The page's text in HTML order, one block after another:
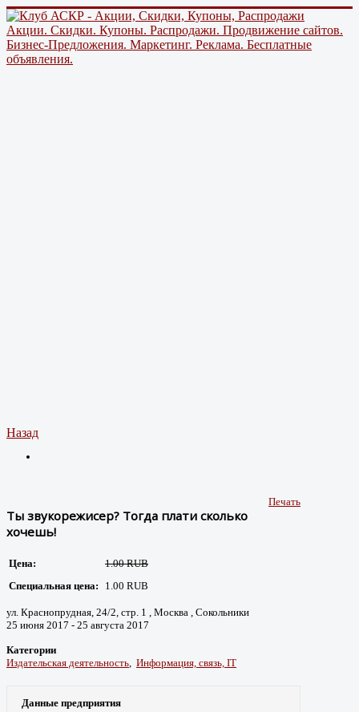
Акции. Скидки. Купоны. Распродажи. Продвижение сайтов.
Бизнес-Предложения. Маркетинг. Реклама. Бесплатные
объявления.
Назад
Печать
Ты звукорежисер? Тогда плати сколько
хочешь!
Цена:
1.00 RUB
Специальная цена:
1.00 RUB
ул. Краснопрудная, 24/2, стр. 1 , Москва , Сокольники
25 июня 2017 - 25 августа 2017
Категории
Издательская деятельность, Информация, связь, IT
Данные предприятия